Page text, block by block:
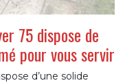
75 dispose de
pour vous servir
d’une solide